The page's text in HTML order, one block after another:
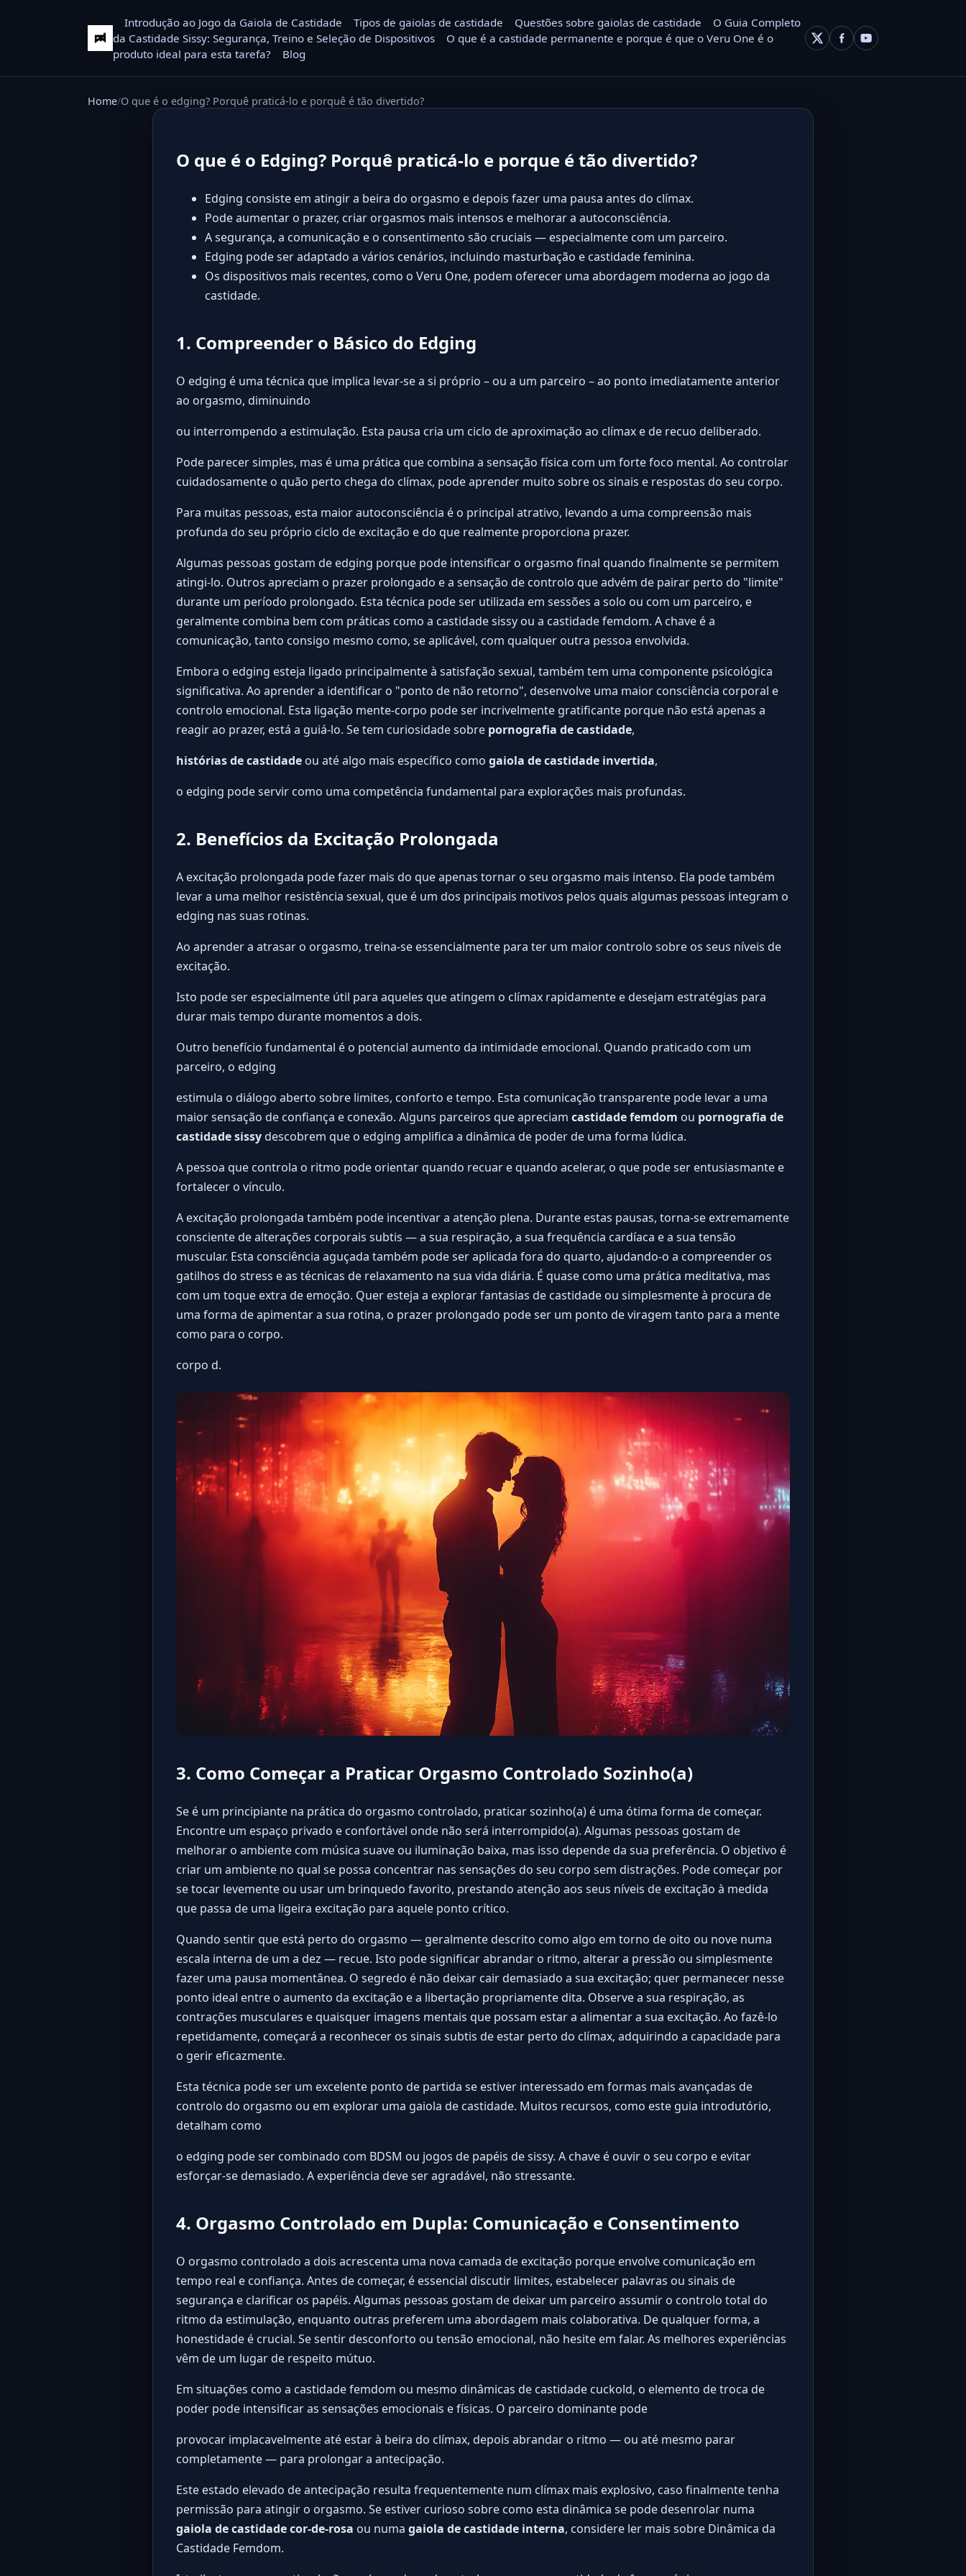
Introdução ao Jogo da Gaiola de Castidade Tipos de gaiolas de castidade Questões sobre gaiolas de castidade
O Guia Completo
da Castidade Sissy: Segurança, Treino e Seleção de Dispositivos
O que é a castidade permanente e porque é que o Veru One é o
produto ideal para esta tarefa?
Blog
Home O que é o edging? Porquê praticá-lo e porquê é tão divertido?
O que é o Edging? Porquê praticá-lo e porque é tão divertido?
Edging consiste em atingir a beira do orgasmo e depois fazer uma pausa antes do clímax.
Pode aumentar o prazer, criar orgasmos mais intensos e melhorar a autoconsciência.
A segurança, a comunicação e o consentimento são cruciais — especialmente com um parceiro.
Edging pode ser adaptado a vários cenários, incluindo masturbação e castidade feminina.
Os dispositivos mais recentes, como o Veru One, podem oferecer uma abordagem moderna ao jogo da
castidade.
1. Compreender o Básico do Edging
O edging é uma técnica que implica levar-se a si próprio – ou a um parceiro – ao ponto imediatamente anterior
ao orgasmo, diminuindo
ou interrompendo a estimulação. Esta pausa cria um ciclo de aproximação ao clímax e de recuo deliberado.
Pode parecer simples, mas é uma prática que combina a sensação física com um forte foco mental. Ao controlar
cuidadosamente o quão perto chega do clímax, pode aprender muito sobre os sinais e respostas do seu corpo.
Para muitas pessoas, esta maior autoconsciência é o principal atrativo, levando a uma compreensão mais
profunda do seu próprio ciclo de excitação e do que realmente proporciona prazer.
Algumas pessoas gostam de edging porque pode intensificar o orgasmo final quando finalmente se permitem
atingi-lo. Outros apreciam o prazer prolongado e a sensação de controlo que advém de pairar perto do "limite"
durante um período prolongado. Esta técnica pode ser utilizada em sessões a solo ou com um parceiro, e
geralmente combina bem com práticas como a castidade sissy ou a castidade femdom. A chave é a
comunicação, tanto consigo mesmo como, se aplicável, com qualquer outra pessoa envolvida.
Embora o edging esteja ligado principalmente à satisfação sexual, também tem uma componente psicológica
significativa. Ao aprender a identificar o "ponto de não retorno", desenvolve uma maior consciência corporal e
controlo emocional. Esta ligação mente-corpo pode ser incrivelmente gratificante porque não está apenas a
reagir ao prazer, está a guiá-lo. Se tem curiosidade sobre pornografia de castidade,
histórias de castidade ou até algo mais específico como gaiola de castidade invertida,
o edging pode servir como uma competência fundamental para explorações mais profundas.
2. Benefícios da Excitação Prolongada
A excitação prolongada pode fazer mais do que apenas tornar o seu orgasmo mais intenso. Ela pode também
levar a uma melhor resistência sexual, que é um dos principais motivos pelos quais algumas pessoas integram o
edging nas suas rotinas.
Ao aprender a atrasar o orgasmo, treina-se essencialmente para ter um maior controlo sobre os seus níveis de
excitação.
Isto pode ser especialmente útil para aqueles que atingem o clímax rapidamente e desejam estratégias para
durar mais tempo durante momentos a dois.
Outro benefício fundamental é o potencial aumento da intimidade emocional. Quando praticado com um
parceiro, o edging
estimula o diálogo aberto sobre limites, conforto e tempo. Esta comunicação transparente pode levar a uma
maior sensação de confiança e conexão. Alguns parceiros que apreciam castidade femdom ou pornografia de
castidade sissy descobrem que o edging amplifica a dinâmica de poder de uma forma lúdica.
A pessoa que controla o ritmo pode orientar quando recuar e quando acelerar, o que pode ser entusiasmante e
fortalecer o vínculo.
A excitação prolongada também pode incentivar a atenção plena. Durante estas pausas, torna-se extremamente
consciente de alterações corporais subtis — a sua respiração, a sua frequência cardíaca e a sua tensão
muscular. Esta consciência aguçada também pode ser aplicada fora do quarto, ajudando-o a compreender os
gatilhos do stress e as técnicas de relaxamento na sua vida diária. É quase como uma prática meditativa, mas
com um toque extra de emoção. Quer esteja a explorar fantasias de castidade ou simplesmente à procura de
uma forma de apimentar a sua rotina, o prazer prolongado pode ser um ponto de viragem tanto para a mente
como para o corpo.
corpo d.
3. Como Começar a Praticar Orgasmo Controlado Sozinho(a)
Se é um principiante na prática do orgasmo controlado, praticar sozinho(a) é uma ótima forma de começar.
Encontre um espaço privado e confortável onde não será interrompido(a). Algumas pessoas gostam de
melhorar o ambiente com música suave ou iluminação baixa, mas isso depende da sua preferência. O objetivo é
criar um ambiente no qual se possa concentrar nas sensações do seu corpo sem distrações. Pode começar por
se tocar levemente ou usar um brinquedo favorito, prestando atenção aos seus níveis de excitação à medida
que passa de uma ligeira excitação para aquele ponto crítico.
Quando sentir que está perto do orgasmo — geralmente descrito como algo em torno de oito ou nove numa
escala interna de um a dez — recue. Isto pode significar abrandar o ritmo, alterar a pressão ou simplesmente
fazer uma pausa momentânea. O segredo é não deixar cair demasiado a sua excitação; quer permanecer nesse
ponto ideal entre o aumento da excitação e a libertação propriamente dita. Observe a sua respiração, as
contrações musculares e quaisquer imagens mentais que possam estar a alimentar a sua excitação. Ao fazê-lo
repetidamente, começará a reconhecer os sinais subtis de estar perto do clímax, adquirindo a capacidade para
o gerir eficazmente.
Esta técnica pode ser um excelente ponto de partida se estiver interessado em formas mais avançadas de
controlo do orgasmo ou em explorar uma gaiola de castidade. Muitos recursos, como este guia introdutório,
detalham como
o edging pode ser combinado com BDSM ou jogos de papéis de sissy. A chave é ouvir o seu corpo e evitar
esforçar-se demasiado. A experiência deve ser agradável, não stressante.
4. Orgasmo Controlado em Dupla: Comunicação e Consentimento
O orgasmo controlado a dois acrescenta uma nova camada de excitação porque envolve comunicação em
tempo real e confiança. Antes de começar, é essencial discutir limites, estabelecer palavras ou sinais de
segurança e clarificar os papéis. Algumas pessoas gostam de deixar um parceiro assumir o controlo total do
ritmo da estimulação, enquanto outras preferem uma abordagem mais colaborativa. De qualquer forma, a
honestidade é crucial. Se sentir desconforto ou tensão emocional, não hesite em falar. As melhores experiências
vêm de um lugar de respeito mútuo.
Em situações como a castidade femdom ou mesmo dinâmicas de castidade cuckold, o elemento de troca de
poder pode intensificar as sensações emocionais e físicas. O parceiro dominante pode
provocar implacavelmente até estar à beira do clímax, depois abrandar o ritmo — ou até mesmo parar
completamente — para prolongar a antecipação.
Este estado elevado de antecipação resulta frequentemente num clímax mais explosivo, caso finalmente tenha
permissão para atingir o orgasmo. Se estiver curioso sobre como esta dinâmica se pode desenrolar numa
gaiola de castidade cor-de-rosa ou numa gaiola de castidade interna, considere ler mais sobre Dinâmica da
Castidade Femdom.